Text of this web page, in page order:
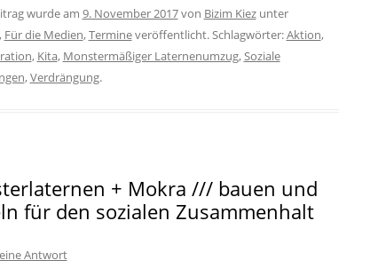
wurde am 9. November 2017von Bizim Kiezunter
, Für die Medien,Termineveröffentlicht. Schlagwörter:Aktion,
, Kita, Monstermäßiger Laternenumzug,Soziale
,Verdrängung.
+ Mokra /// bauen und
für den sozialen Zusammenhalt
Antwort